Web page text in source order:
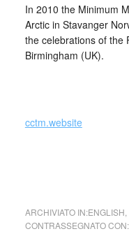
In 2010 the Minimum
Arctic in Stavanger
the celebrations of the
Birmingham (UK).
cctm.website
ARCHIVIATO IN:ENGLISH
CONTRASSEGNATO CON: